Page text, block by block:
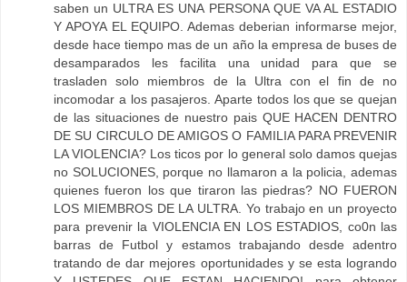
saben un ULTRA ES UNA PERSONA QUE VA AL ESTADIO
Y APOYA EL EQUIPO. Ademas deberian informarse mejor,
desde hace tiempo mas de un año la empresa de buses de
desamparados les facilita una unidad para que se
trasladen solo miembros de la Ultra con el fin de no
incomodar a los pasajeros. Aparte todos los que se quejan
de las situaciones de nuestro pais QUE HACEN DENTRO
DE SU CIRCULO DE AMIGOS O FAMILIA PARA PREVENIR
LA VIOLENCIA? Los ticos por lo general solo damos quejas
no SOLUCIONES, porque no llamaron a la policia, ademas
quienes fueron los que tiraron las piedras? NO FUERON
LOS MIEMBROS DE LA ULTRA. Yo trabajo en un proyecto
para prevenir la VIOLENCIA EN LOS ESTADIOS, co0n las
barras de Futbol y estamos trabajando desde adentro
tratando de dar mejores oportunidades y se esta logrando